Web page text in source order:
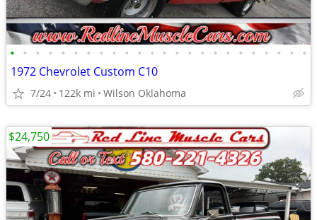
• • • • • • • • • • • • • • • • • • • • • • • •
1972 Chevrolet Custom C10
7/24 122k mi Wilson Oklahoma
$24,750